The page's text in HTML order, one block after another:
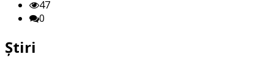
47
0
Știri